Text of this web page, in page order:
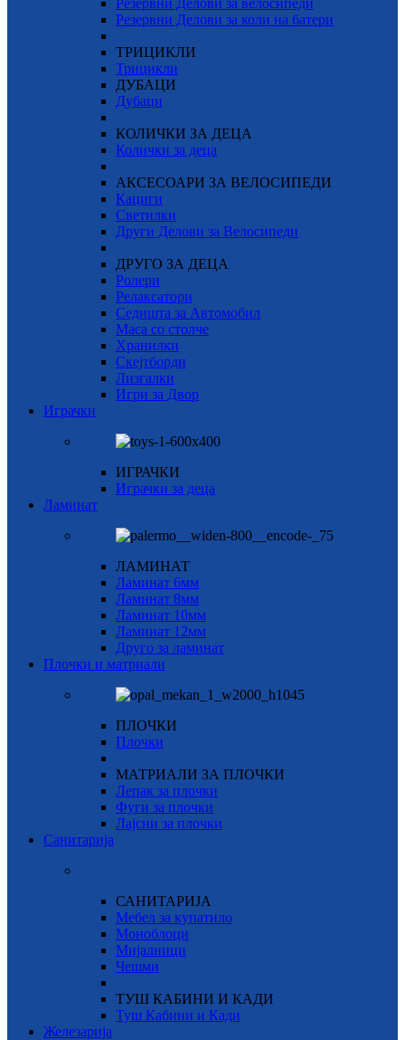
Резервни Делови за велосипеди
Резервни Делови за коли на батери
ТРИЦИКЛИ
Трицикли
ДУБАЦИ
Дубаци
КОЛИЧКИ ЗА ДЕЦА
Колички за деца
АКСЕСОАРИ ЗА ВЕЛОСИПЕДИ
Кациги
Светилки
Други Делови за Велосипеди
ДРУГО ЗА ДЕЦА
Ролери
Релаксатори
Седишта за Автомобил
Маса со столче
Хранилки
Скејтборди
Лизгалки
Игри за Двор
Играчки
ИГРАЧКИ
Играчки за деца
Ламинат
ЛАМИНАТ
Ламинат 6мм
Ламинат 8мм
Ламинат 10мм
Ламинат 12мм
Друго за ламинат
Плочки и матриали
ПЛОЧКИ
Плочки
МАТРИАЛИ ЗА ПЛОЧКИ
Лепак за плочки
Фуги за плочки
Лајсни за плочки
Санитарија
САНИТАРИЈА
Мебел за купатило
Моноблоци
Мијалници
Чешми
ТУШ КАБИНИ И КАДИ
Туш Кабини и Кади
Железарија